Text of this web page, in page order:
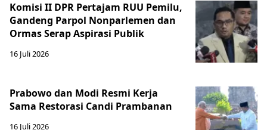
Komisi II DPR Pertajam RUU Pemilu,
Gandeng Parpol Nonparlemen dan
Ormas Serap Aspirasi Publik
16 Juli 2026
Prabowo dan Modi Resmi Kerja
Sama Restorasi Candi Prambanan
16 Juli 2026